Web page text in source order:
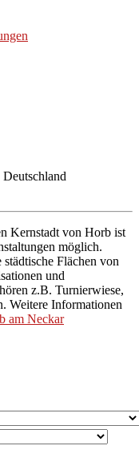
Kernstadt von Horb ist
möglich.
Flächen von
und
z.B. Turnierwiese,
Weitere Informationen
am Neckar